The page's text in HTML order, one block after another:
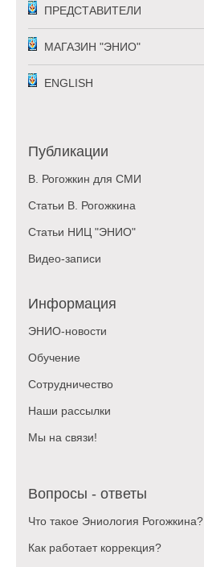
ПРЕДСТАВИТЕЛИ
МАГАЗИН "ЭНИО"
ENGLISH
Публикации
В. Рогожкин для СМИ
Статьи В. Рогожкина
Статьи НИЦ "ЭНИО"
Видео-записи
Информация
ЭНИО-новости
Обучение
Сотрудничество
Наши рассылки
Мы на связи!
Вопросы - ответы
Что такое Эниология Рогожкина?
Как работает коррекция?